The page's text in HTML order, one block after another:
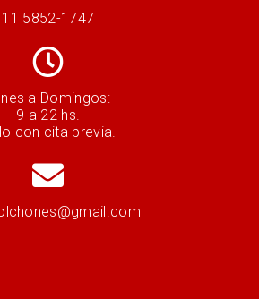
11 5852-1747
a Domingos:
9 a 22 hs.
con cita previa.